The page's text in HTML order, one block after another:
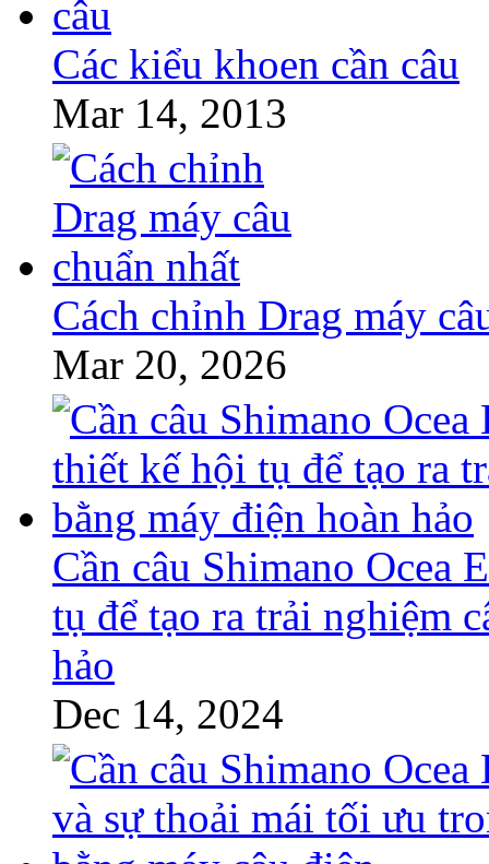
Các kiểu khoen cần câu
Mar 14, 2013
Cách chỉnh Drag máy
Mar 20, 2026
Cần câu Shimano Ocea
tụ để tạo ra trải nghiệm
hảo
Dec 14, 2024